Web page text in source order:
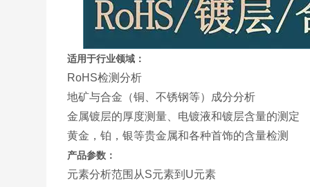
适用于行业领域：
RoHS检测分析
地矿与合金（铜、不锈钢等）成分分析
金属镀层的厚度测量、电镀液和镀层含量的测定
黄金，铂，银等贵金属和各种首饰的含量检测
产品参数：
元素分析范围从S元素到U元素